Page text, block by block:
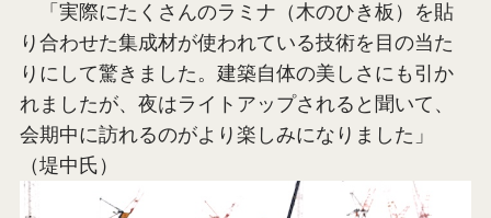
「実際にたくさんのラミナ（木のひき板）を貼
り合わせた集成材が使われている技術を目の当た
りにして驚きました。建築自体の美しさにも引か
れましたが、夜はライトアップされると聞いて、
会期中に訪れるのがより楽しみになりました」
（堤中氏）